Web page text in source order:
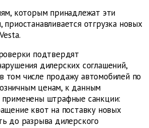
которым принадлежат эти
отгрузка новых
подтвердят
дилерских соглашений,
числе продажу автомобилей по
ценам, к данным
штрафные санкции:
квот на поставку новых
до разрыва дилерского